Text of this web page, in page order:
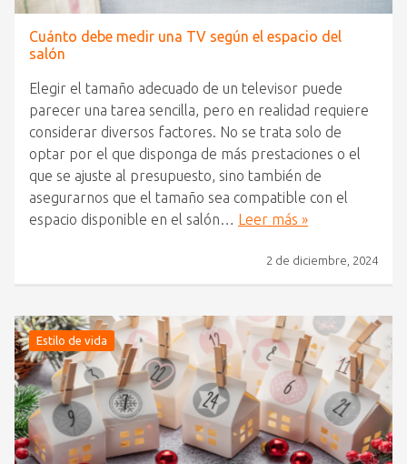
Cuánto debe medir una TV según el espacio del
salón
Elegir el tamaño adecuado de un televisor puede
parecer una tarea sencilla, pero en realidad requiere
considerar diversos factores. No se trata solo de
optar por el que disponga de más prestaciones o el
que se ajuste al presupuesto, sino también de
asegurarnos que el tamaño sea compatible con el
espacio disponible en el salón… Leer más »
2 de diciembre, 2024
Estilo de vida